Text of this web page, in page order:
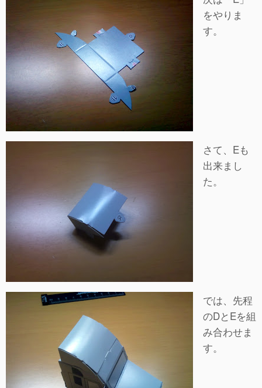
をやりま
す。
さて、Eも
出来まし
た。
では、先程
のDとEを組
み合わせま
す。